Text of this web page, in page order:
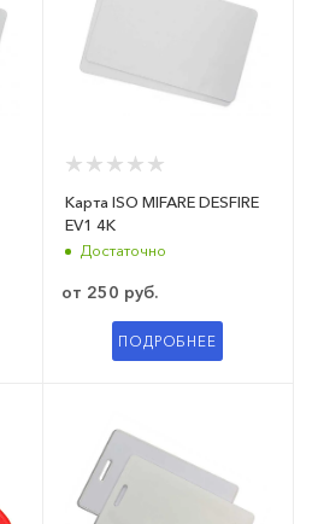
Карта ISO MIFARE DESFIRE
EV1 4K
Достаточно
от 250 руб.
ПОДРОБНЕЕ